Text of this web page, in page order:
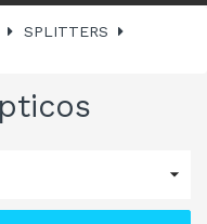
SPLITTERS
